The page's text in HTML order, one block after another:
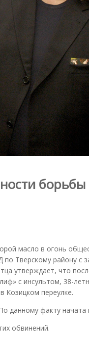
масло в огонь
Тверскому району с
утверждает, что
с инсультом, 38-
Козицком переулке.
данному факту начата
обвинений.